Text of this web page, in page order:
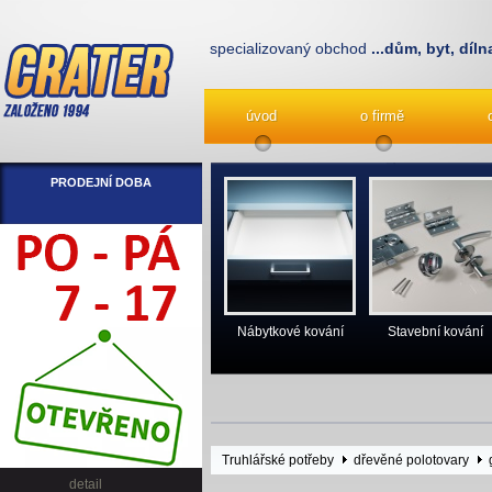
úvod o firmě
specializovaný obchod ...dům, byt,
PRODEJNÍ DOBA
detail
Nábytkové kování Stavební kování
Truhlářské potřeby dřevěné polotovary